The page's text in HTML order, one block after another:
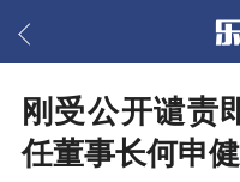
刚受公开谴责
任董事长何申